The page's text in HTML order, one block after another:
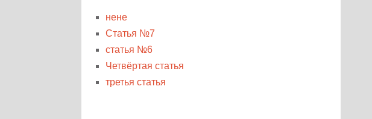
нене
Статья №7
статья №6
Четвёртая статья
третья статья